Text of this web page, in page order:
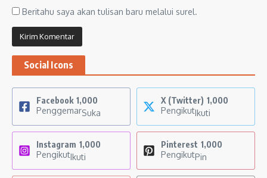
Beritahu saya akan tulisan baru melalui surel.
Social Icons
Facebook 1,000
PenggemarSuka
X (Twitter) 1,000
PengikutIkuti
Instagram 1,000
PengikutIkuti
Pinterest 1,000
PengikutPin